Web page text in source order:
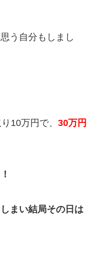
う自分もしまし
10万円 で、 30万円
まい結局その日は